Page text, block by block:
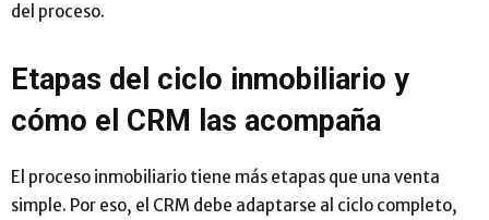
del proceso.
Etapas del ciclo inmobiliario y
cómo el CRM las acompaña
El proceso inmobiliario tiene más etapas que una venta
simple. Por eso, el CRM debe adaptarse al ciclo completo,